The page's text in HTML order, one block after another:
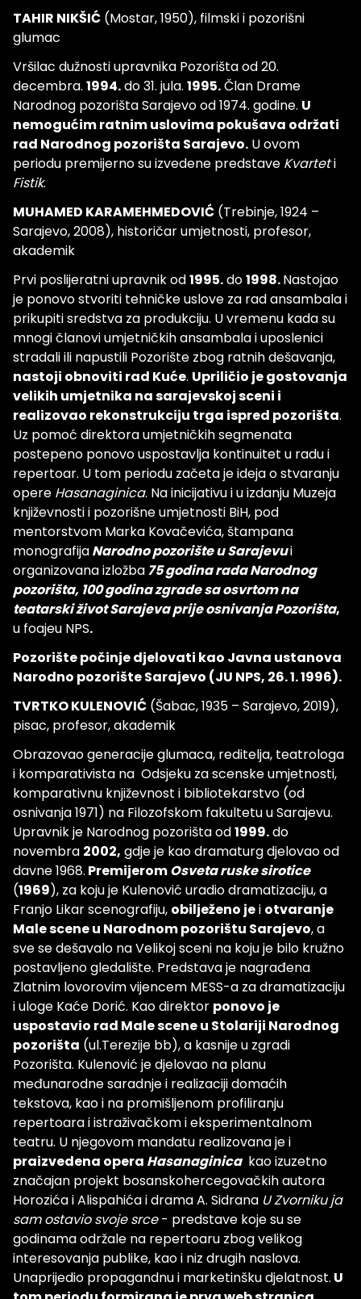
TAHIR NIKŠIĆ (Mostar, 1950), filmski i pozorišni
glumac
Vršilac dužnosti upravnika Pozorišta od 20.
decembra. 1994.do 31. jula. 1995.Član Drame
Narodnog pozorišta Sarajevo od 1974. godine. U
nemogućim ratnim uslovima pokušava održati
rad Narodnog pozorišta Sarajevo. U ovom
periodu premijerno su izvedene predstave Kvarteti
Fistik.
MUHAMED KARAMEHMEDOVIĆ (Trebinje, 1924 –
Sarajevo, 2008), historičar umjetnosti, profesor,
akademik
Prvi poslijeratni upravnik od1995.do1998.Nastojao
je ponovo stvoriti tehničke uslove za rad ansambala i
prikupiti sredstva za produkciju. U vremenu kada su
mnogi članovi umjetničkih ansambala i uposlenici
stradali ili napustili Pozorište zbog ratnih dešavanja,
nastoji obnoviti rad Kuće. Upriličio je gostovanja
velikih umjetnika na sarajevskoj sceni i
realizovao rekonstrukciju trga ispred pozorišta.
Uz pomoć direktora umjetničkih segmenata
postepeno ponovo uspostavlja kontinuitet u radu i
repertoar. U tom periodu začeta je ideja o stvaranju
opere Hasanaginica. Na inicijativu i u izdanju Muzeja
književnosti i pozorišne umjetnosti BiH, pod
mentorstvom Marka Kovačevića, štampana
monografijaNarodno pozorište u Sarajevui
organizovana izložba75 godina rada Narodnog
pozorišta, 100 godina zgrade sa osvrtom na
teatarski život Sarajeva prije osnivanja Pozorišta,
u foajeu NPS.
Pozorište počinje djelovati kao Javna ustanova
Narodno pozorište Sarajevo (JU NPS, 26. 1. 1996).
TVRTKO KULENOVIĆ (Šabac, 1935 – Sarajevo, 2019),
pisac, profesor, akademik
Obrazovao generacije glumaca, reditelja, teatrologa
i komparativista na Odsjeku za scenske umjetnosti,
komparativnu književnost i bibliotekarstvo (od
osnivanja 1971) na Filozofskom fakultetu u Sarajevu.
Upravnik je Narodnog pozorišta od1999.do
novembra 2002, gdje je kao dramaturg djelovao od
davne 1968. PremijeromOsveta ruske sirotice
(1969), za koju je Kulenović uradio dramatizaciju, a
Franjo Likar scenografiju, obilježeno jei otvaranje
Male scene u Narodnom pozorištu Sarajevo, a
sve se dešavalo na Velikoj sceni na koju je bilo kružno
postavljeno gledalište. Predstava je nagrađena
Zlatnim lovorovim vijencem MESS-a za dramatizaciju
i uloge Kaće Dorić. Kao direktor ponovo je
uspostavio rad Male scene u Stolariji Narodnog
pozorišta (ul.Terezije bb), a kasnije u zgradi
Pozorišta. Kulenović je djelovao na planu
međunarodne saradnje i realizaciji domaćih
tekstova, kao i na promišljenom profiliranju
repertoara i istraživačkom i eksperimentalnom
teatru. U njegovom mandatu realizovana je i
praizvedena opera Hasanaginicakao izuzetno
značajan projekt bosanskohercegovačkih autora
Horozića i Alispahića i drama A. Sidrana U Zvorniku ja
sam ostavio svoje srce- predstave koje su se
godinama održale na repertoaru zbog velikog
interesovanja publike, kao i niz drugih naslova.
Unaprijedio propagandnu i marketinšku djelatnost. U